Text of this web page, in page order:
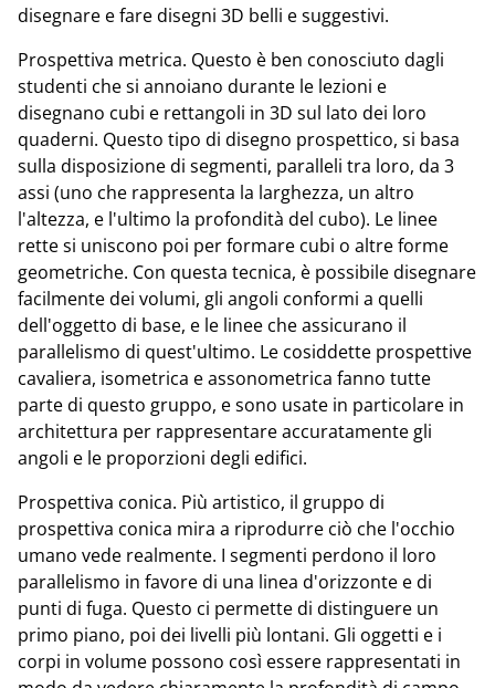
disegnare e fare disegni 3D belli e suggestivi.
Prospettiva metrica. Questo è ben conosciuto dagli
studenti che si annoiano durante le lezioni e
disegnano cubi e rettangoli in 3D sul lato dei loro
quaderni. Questo tipo di disegno prospettico, si basa
sulla disposizione di segmenti, paralleli tra loro, da 3
assi (uno che rappresenta la larghezza, un altro
l'altezza, e l'ultimo la profondità del cubo). Le linee
rette si uniscono poi per formare cubi o altre forme
geometriche. Con questa tecnica, è possibile disegnare
facilmente dei volumi, gli angoli conformi a quelli
dell'oggetto di base, e le linee che assicurano il
parallelismo di quest'ultimo. Le cosiddette prospettive
cavaliera, isometrica e assonometrica fanno tutte
parte di questo gruppo, e sono usate in particolare in
architettura per rappresentare accuratamente gli
angoli e le proporzioni degli edifici.
Prospettiva conica. Più artistico, il gruppo di
prospettiva conica mira a riprodurre ciò che l'occhio
umano vede realmente. I segmenti perdono il loro
parallelismo in favore di una linea d'orizzonte e di
punti di fuga. Questo ci permette di distinguere un
primo piano, poi dei livelli più lontani. Gli oggetti e i
corpi in volume possono così essere rappresentati in